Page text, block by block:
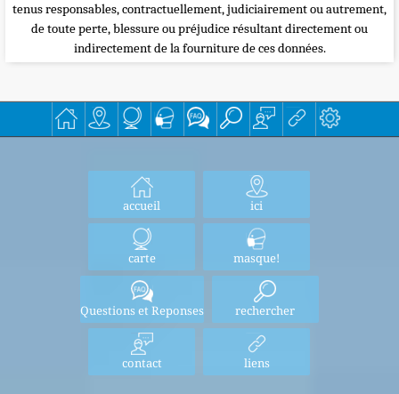
tenus responsables, contractuellement, judiciairement ou autrement,
de toute perte, blessure ou préjudice résultant directement ou
indirectement de la fourniture de ces données.
accueil ici
carte masque!
Questions et Reponses rechercher
contact liens